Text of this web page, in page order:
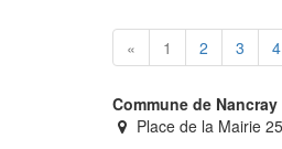
« 1 2 3 4
Commune de Nancray
Place de la Mairie